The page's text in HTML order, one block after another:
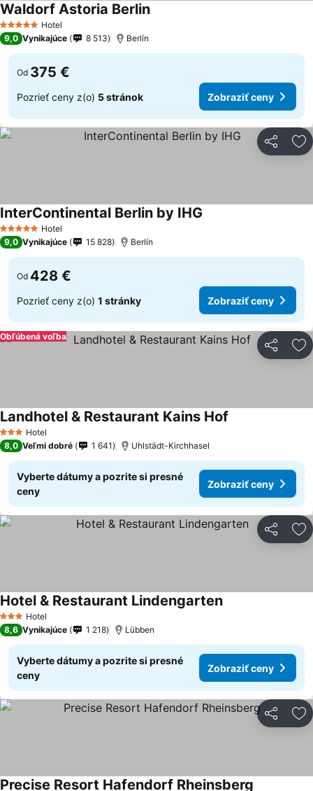
5 Počet hviezdičiek
Hotel
Waldorf Astoria Berlin
9,0 Vynikajúce 8 513 Berlín
Od 375 €
Pozrieť ceny z(o) 5 stránok Zobraziť ceny
Zdieľať
5 Počet hviezdičiek
Hotel
InterContinental Berlin by IHG
9,0 Vynikajúce 15 828 Berlín
Od 428 €
Pozrieť ceny z(o) 1 stránky Zobraziť ceny
Zdieľať
Obľúbená voľba
3 Počet hviezdičiek
Hotel
Landhotel & Restaurant Kains Hof
8,0 Veľmi dobré 1 641 Uhlstädt-Kirchhasel
Vyberte dátumy a pozrite si presné
ceny
Zobraziť ceny
Zdieľať
3 Počet hviezdičiek
Hotel
Hotel & Restaurant Lindengarten
8,6 Vynikajúce 1 218 Lübben
Vyberte dátumy a pozrite si presné
ceny
Zobraziť ceny
Zdieľať
Precise Resort Hafendorf Rheinsberg